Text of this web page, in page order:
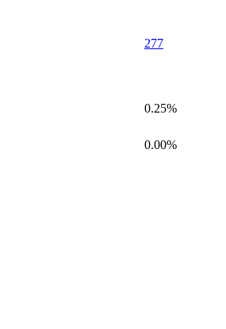
277
0.25%
0.00%